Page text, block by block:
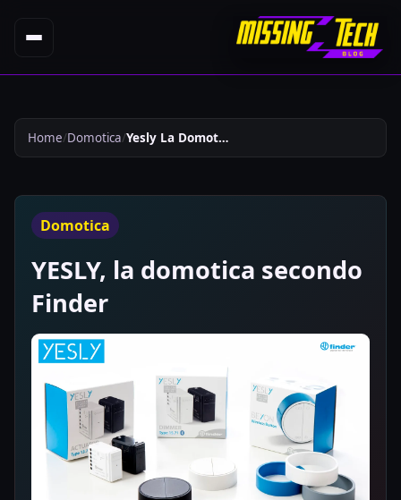
Home Domotica Yesly La Domotica Secondo Finder 232
Domotica
YESLY, la domotica secondo
Finder